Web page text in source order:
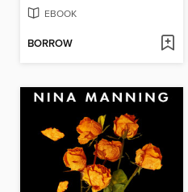
EBOOK
BORROW